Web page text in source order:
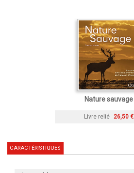
Nature sauvage
Livre relié 26,50 €
CARACTÉRISTIQUES